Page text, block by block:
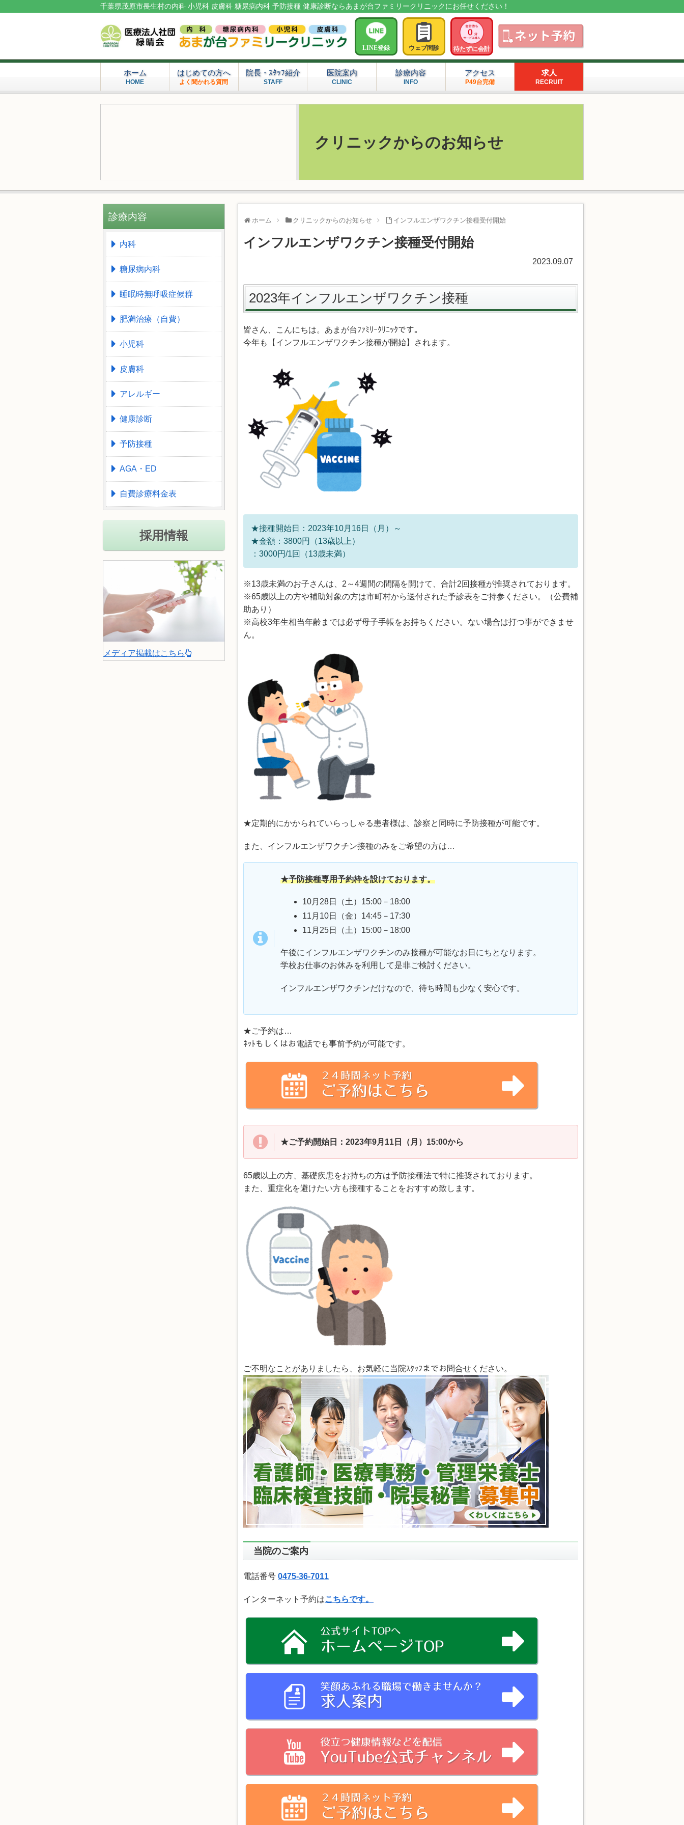
千葉県茂原市長生村の内科 小児科 皮膚科 糖尿病内科 予防接種 健康診断ならあまが台ファミリークリニックにお任せください！
LINE登録 ウェブ問診 待たずに会計
ホーム
HOME
はじめての方へ
よく聞かれる質問
院長・ｽﾀｯﾌ紹介
STAFF
医院案内
CLINIC
診療内容
INFO
アクセス
P49台完備
求人
RECRUIT
クリニックからのお知らせ
ホーム クリニックからのお知らせ インフルエンザワクチン接種受付開始
インフルエンザワクチン接種受付開始
2023.09.07
2023年インフルエンザワクチン接種
皆さん、こんにちは。あまが台ﾌｧﾐﾘｰｸﾘﾆｯｸです。
今年も【インフルエンザワクチン接種が開始】されます。
★接種開始日：2023年10月16日（月）～
★金額：3800円（13歳以上）
：3000円/1回（13歳未満）
※13歳未満のお子さんは、2～4週間の間隔を開けて、合計2回接種が推奨されております。
※65歳以上の方や補助対象の方は市町村から送付された予診表をご持参ください。（公費補
助あり）
※高校3年生相当年齢までは必ず母子手帳をお持ちください。ない場合は打つ事ができませ
ん。
★定期的にかかられていらっしゃる患者様は、診察と同時に予防接種が可能です。
また、インフルエンザワクチン接種のみをご希望の方は…
★予防接種専用予約枠を設けております。
10月28日（土）15:00－18:00
11月10日（金）14:45－17:30
11月25日（土）15:00－18:00
午後にインフルエンザワクチンのみ接種が可能なお日にちとなります。
学校お仕事のお休みを利用して是非ご検討ください。
インフルエンザワクチンだけなので、待ち時間も少なく安心です。
★ご予約は…
ﾈｯﾄもしくはお電話でも事前予約が可能です。
★ご予約開始日：2023年9月11日（月）15:00から
65歳以上の方、基礎疾患をお持ちの方は予防接種法で特に推奨されております。
また、重症化を避けたい方も接種することをおすすめ致します。
ご不明なことがありましたら、お気軽に当院ｽﾀｯﾌまでお問合せください。
当院のご案内
電話番号 0475-36-7011
インターネット予約はこちらです。
診療内容
内科
糖尿病内科
睡眠時無呼吸症候群
肥満治療（自費）
小児科
皮膚科
アレルギー
健康診断
予防接種
AGA・ED
自費診療料金表
採用情報
メディア掲載はこちら